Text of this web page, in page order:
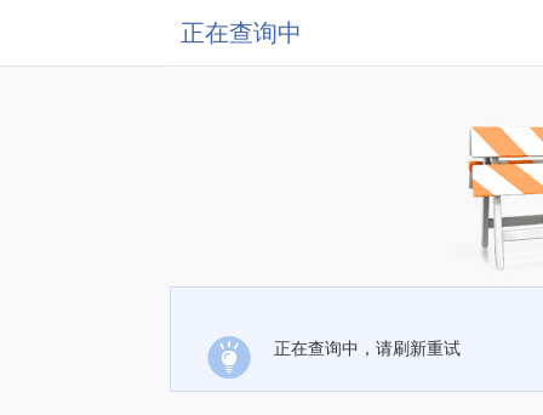
正在查询中
正在查询中，请刷新重试